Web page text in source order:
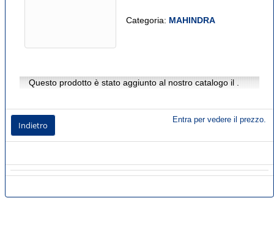
Categoria: MAHINDRA
Questo prodotto è stato aggiunto al nostro catalogo il .
Indietro
Entra per vedere il prezzo.